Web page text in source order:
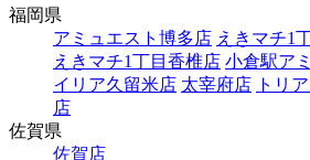
福岡県
アミュエスト博多店 えきマチ1
えきマチ1丁目香椎店 小倉駅ア
イリア久留米店 太宰府店 トリ
店
佐賀県
佐賀店